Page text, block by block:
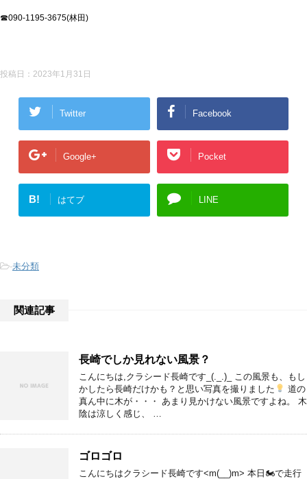
☎090-1195-3675(林田)
投稿日： 2023年1月31日
Twitter Facebook
Google+ Pocket
B! はてブ LINE
-未分類
関連記事
長崎でしか見れない風景？
こんにちは,クラシード長崎です_(._.)_ この風景も、もし
かしたら長崎だけかも？と思い写真を撮りました
道の
真ん中に木が・・・ あまり見かけない風景ですよね。 木
陰は涼しく感じ、 …
ゴロゴロ
こんにちはクラシード長崎です<m(__)m> 本日🏍で走行